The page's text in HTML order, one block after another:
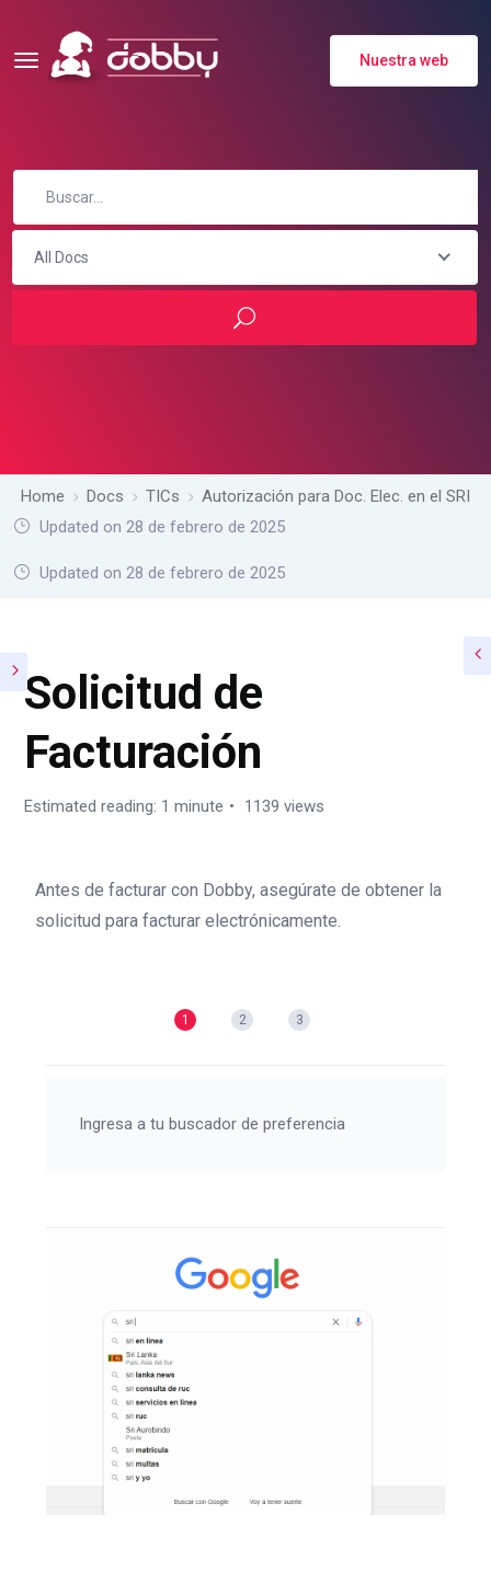
Nuestra web
All Docs
Home Docs TICs
Autorización para Doc. Elec. en el SRI
Updated on 28 de febrero de 2025
Home
Updated on 28 de febrero de 2025
Solicitud de
Facturación
Estimated reading: 1 minute 1139 views
Antes de facturar con Dobby, asegúrate de obtener la
solicitud para facturar electrónicamente.
1 2 3
Ingresa a tu buscador de preferencia